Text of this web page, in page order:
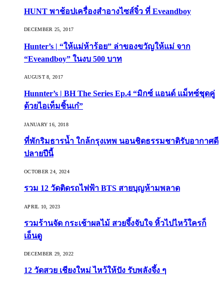
HUNT พาช้อปเครื่องสำอางไซส์จิ๋ว ที่ Eveandboy
DECEMBER 25, 2017
Hunter’s | “ให้แม่ห้าร้อย” ล่าของขวัญให้แม่ จาก
“Eveandboy” ในงบ 500 บาท
AUGUST 8, 2017
Hunnter’s | BH The Series Ep.4 “มิกซ์ แอนด์ แม็ทซ์ชุดคู่
ด้วยไอเท็มชิ้นเก๋”
JANUARY 16, 2018
ที่พักริมธารน้ำ ใกล้กรุงเทพ นอนชิดธรรมชาติรับอากาศดี
ปลายปีนี้
OCTOBER 24, 2024
รวม 12 วัดติดรถไฟฟ้า BTS สายบุญห้ามพลาด
APRIL 10, 2023
รวมร้านจัด กระเช้าผลไม้ สวยจึ้งจับใจ หิ้วไปไหว้ใครก็
เอ็นดู
DECEMBER 29, 2022
12 วัดสวย เชียงใหม่ ไหว้ให้ปัง รับพลังจึ้ง ๆ